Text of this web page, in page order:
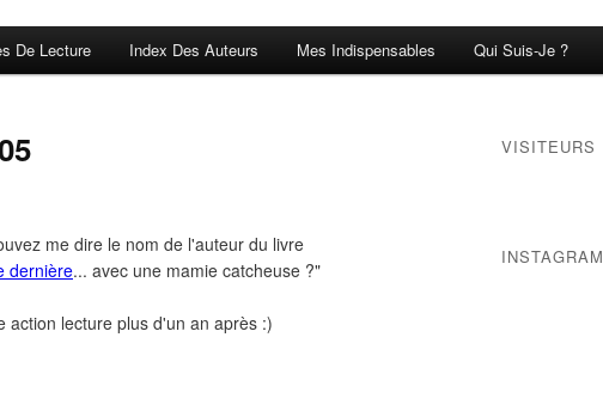
De Lecture Index Des Auteurs Mes Indispensables Qui Suis-Je ?
me dire le nom de l'auteur du livre
dernière... avec une mamie catcheuse ?"
action lecture plus d'un an après :)
VISITEURS
INSTAGRAM